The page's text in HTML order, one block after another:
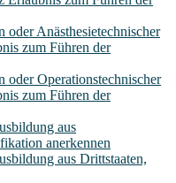
oder Anästhesietechnischer
zum Führen der
oder Operationstechnischer
zum Führen der
aus
anerkennen
aus Drittstaaten,